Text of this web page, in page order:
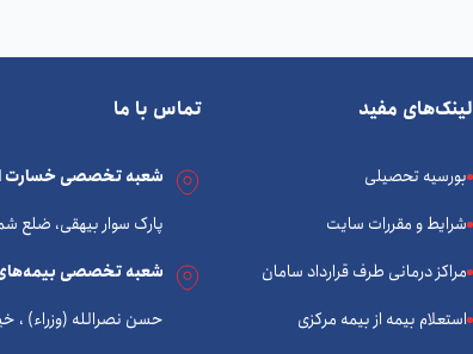
لینک‌های مفید
بورسیه تحصیلی
شرایط و مقررات سایت
مراکز درمانی طرف قرارداد سامان
استعلام بیمه از بیمه مرکزی
تماس با ما
شعبه تخصصی خسارت
پارک سوار بیهقی، ضلع
شعبه تخصصی